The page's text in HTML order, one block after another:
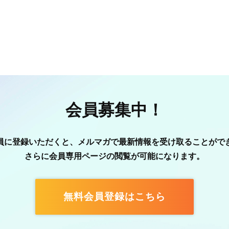
会員募集中！
に登録いただくと、メルマガで最新情報を受け取ることがで
さらに会員専用ページの閲覧が可能になります。
無料会員登録はこちら